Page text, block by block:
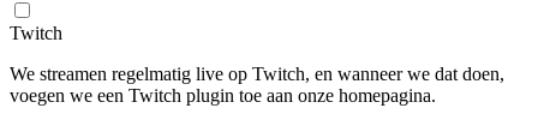
Twitch
We streamen regelmatig live op Twitch, en wanneer we dat doen,
voegen we een Twitch plugin toe aan onze homepagina.